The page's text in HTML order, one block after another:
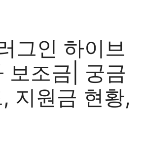
그인 하이브
보조금| 궁금
지원금 현황,